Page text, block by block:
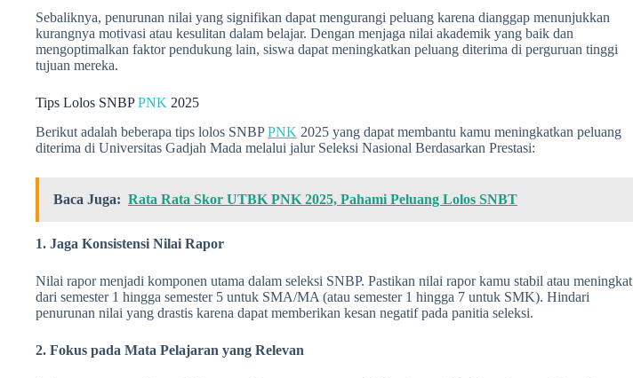
Sebaliknya, penurunan nilai yang signifikan dapat mengurangi peluang karena dianggap menunjukkan
kurangnya motivasi atau kesulitan dalam belajar. Dengan menjaga nilai akademik yang baik dan
mengoptimalkan faktor pendukung lain, siswa dapat meningkatkan peluang diterima di perguruan tinggi
tujuan mereka.
Tips Lolos SNBPPNK 2025
Berikut adalah beberapa tips lolos SNBPPNK 2025 yang dapat membantu kamu meningkatkan peluang
diterima di Universitas Gadjah Mada melalui jalur Seleksi Nasional Berdasarkan Prestasi:
Baca Juga: Rata Rata Skor UTBK PNK 2025, Pahami Peluang Lolos SNBT
1. Jaga Konsistensi Nilai Rapor
Nilai rapor menjadi komponen utama dalam seleksi SNBP. Pastikan nilai rapor kamu stabil atau meningkat
dari semester 1 hingga semester 5 untuk SMA/MA (atau semester 1 hingga 7 untuk SMK). Hindari
penurunan nilai yang drastis karena dapat memberikan kesan negatif pada panitia seleksi.
2. Fokus pada Mata Pelajaran yang Relevan